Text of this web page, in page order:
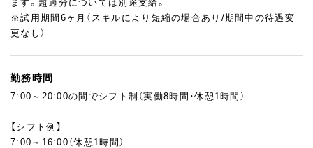
ます。超過分については別途支給。
※試用期間6ヶ月（スキルにより短縮の場合あり/期間中の待遇変
更なし）
勤務時間
7:00～20:00の間でシフト制（実働8時間・休憩1時間）
【シフト例】
7:00～16:00（休憩1時間）